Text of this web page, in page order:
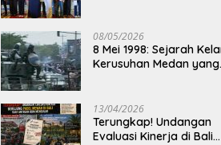
08/05/2026
8 Mei 1998: Sejarah
Kerusuhan Medan yang
13/04/2026
Terungkap! Undangan
Evaluasi Kinerja di Bali